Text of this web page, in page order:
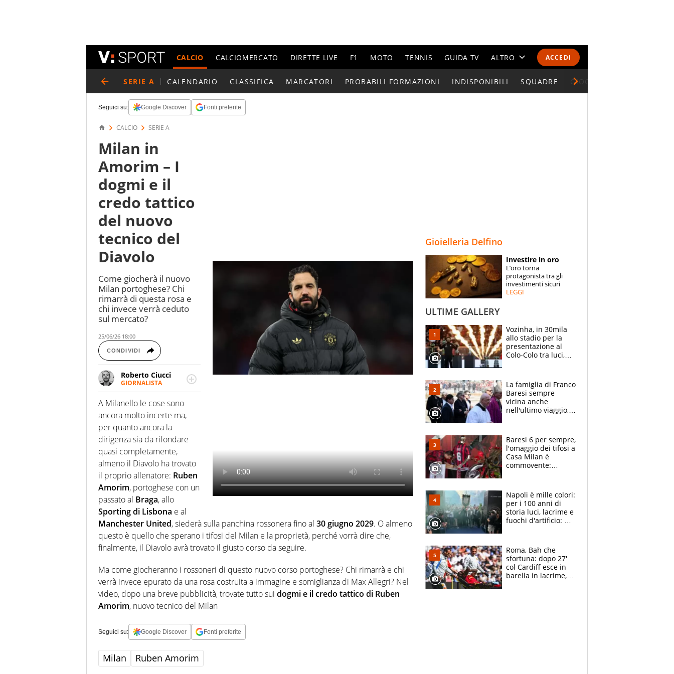
ACCEDI
CALCIO CALCIOMERCATO DIRETTE LIVE F1 MOTO TENNIS GUIDA TV ALTRO
CALENDARI E CLASSIFICHE
ESPERTI
CONTATTI
SERIE A CALENDARIO CLASSIFICA MARCATORI PROBABILI FORMAZIONI INDISPONIBILI SQUADRE GIOCATORI SERIE A
Seguici su: Google Discover Fonti preferite
CALCIO SERIE A
Milan in
Amorim – I
dogmi e il
credo tattico
del nuovo
tecnico del
Diavolo
Come giocherà il nuovo
Milan portoghese? Chi
rimarrà di questa rosa e
chi invece verrà ceduto
sul mercato?
25/06/26 18:00
CONDIVIDI
Roberto Ciucci
GIORNALISTA
Appassionato di sport,
soprattutto calcio,
basket e motociclismo,
divoro film come
fossero noccioline. Ho
una assolutamente
sana ossessione per le
pellicole di Quentin
Tarantino. Nel tempo
libero mi fingo
musicista.
A Milanello le cose sono
ancora molto incerte ma,
per quanto ancora la
dirigenza sia da rifondare
quasi completamente,
almeno il Diavolo ha trovato
il proprio allenatore: Ruben
Amorim, portoghese con un
passato al Braga, allo
Sporting di Lisbona e al
Manchester United, siederà sulla panchina rossonera fino al 30 giugno 2029. O almeno
questo è quello che sperano i tifosi del Milan e la proprietà, perché vorrà dire che,
finalmente, il Diavolo avrà trovato il giusto corso da seguire.
Ma come giocheranno i rossoneri di questo nuovo corso portoghese? Chi rimarrà e chi
verrà invece epurato da una rosa costruita a immagine e somiglianza di Max Allegri? Nel
video, dopo una breve pubblicità, trovate tutto sui dogmi e il credo tattico di Ruben
Amorim, nuovo tecnico del Milan
Seguici su: Google Discover Fonti preferite
Milan Ruben Amorim
Gioielleria Delfino
Investire in oro
L’oro torna
protagonista tra gli
investimenti sicuri
LEGGI
ULTIME GALLERY
Vozinha, in 30mila
allo stadio per la
presentazione al
Colo-Colo tra luci,
La famiglia di Franco
Baresi sempre
vicina anche
nell'ultimo viaggio,
circondati
dall'affetto dei tifosi
Baresi 6 per sempre,
l'omaggio dei tifosi a
Casa Milan è
commovente:
bigliettini
Napoli è mille colori:
per i 100 anni di
storia luci, lacrime e
fuochi d'artificio: De
Roma, Bah che
sfortuna: dopo 27'
col Cardiff esce in
barella in lacrime,